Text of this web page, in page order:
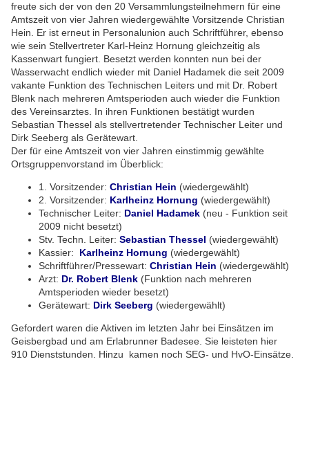
freute sich der von den 20 Versammlungsteilnehmern für eine
Amtszeit von vier Jahren wiedergewählte Vorsitzende Christian
Hein. Er ist erneut in Personalunion auch Schriftführer, ebenso
wie sein Stellvertreter Karl-Heinz Hornung gleichzeitig als
Kassenwart fungiert. Besetzt werden konnten nun bei der
Wasserwacht endlich wieder mit Daniel Hadamek die seit 2009
vakante Funktion des Technischen Leiters und mit Dr. Robert
Blenk nach mehreren Amtsperioden auch wieder die Funktion
des Vereinsarztes. In ihren Funktionen bestätigt wurden
Sebastian Thessel als stellvertretender Technischer Leiter und
Dirk Seeberg als Gerätewart.
Der für eine Amtszeit von vier Jahren einstimmig gewählte
Ortsgruppenvorstand im Überblick:
1. Vorsitzender: Christian Hein (wiedergewählt)
2. Vorsitzender: Karlheinz Hornung (wiedergewählt)
Technischer Leiter: Daniel Hadamek (neu - Funktion seit
2009 nicht besetzt)
Stv. Techn. Leiter: Sebastian Thessel (wiedergewählt)
Kassier: Karlheinz Hornung (wiedergewählt)
Schriftführer/Pressewart: Christian Hein (wiedergewählt)
Arzt: Dr. Robert Blenk (Funktion nach mehreren
Amtsperioden wieder besetzt)
Gerätewart: Dirk Seeberg (wiedergewählt)
Gefordert waren die Aktiven im letzten Jahr bei Einsätzen im
Geisbergbad und am Erlabrunner Badesee. Sie leisteten hier
910 Dienststunden. Hinzu kamen noch SEG- und HvO-Einsätze.